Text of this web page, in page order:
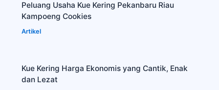
Peluang Usaha Kue Kering Pekanbaru Riau
Kampoeng Cookies
Artikel
Kue Kering Harga Ekonomis yang Cantik, Enak
dan Lezat